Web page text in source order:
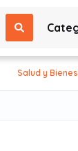
Salud y